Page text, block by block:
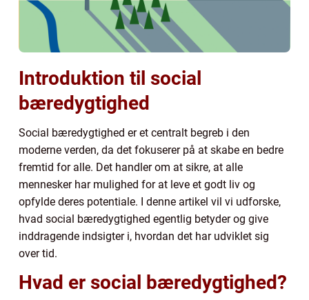
Introduktion til social
bæredygtighed
Social bæredygtighed er et centralt begreb i den
moderne verden, da det fokuserer på at skabe en bedre
fremtid for alle. Det handler om at sikre, at alle
mennesker har mulighed for at leve et godt liv og
opfylde deres potentiale. I denne artikel vil vi udforske,
hvad social bæredygtighed egentlig betyder og give
inddragende indsigter i, hvordan det har udviklet sig
over tid.
Hvad er social bæredygtighed?